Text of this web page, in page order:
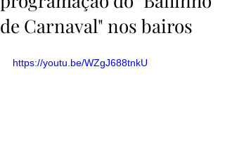
de Carnaval" nos bairos
https://youtu.be/WZgJ688tnkU